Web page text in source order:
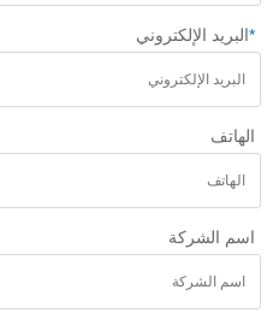
*البريد الإلكتروني
الهاتف
اسم الشركة